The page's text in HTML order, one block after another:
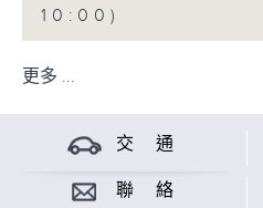
10:00)
更多 ...
交 通
聯 絡